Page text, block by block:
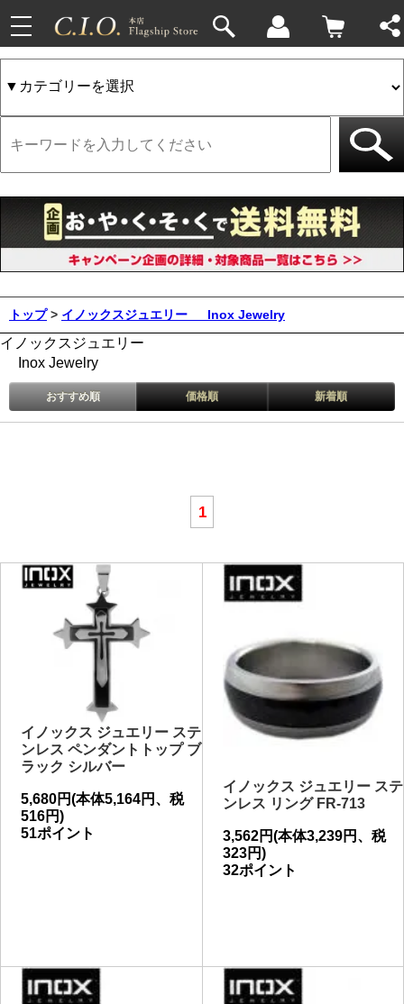
toggle
navigation
トップ > イノックスジュエリー Inox Jewelry
イノックスジュエリー
Inox Jewelry
おすすめ順 価格順 新着順
1
イノックス ジュエリー ステ
ンレス ペンダントトップ ブ
ラック シルバー
5,680円(本体5,164円、税
516円)
51ポイント
イノックス ジュエリー ステ
ンレス リング FR-713
3,562円(本体3,239円、税
323円)
32ポイント